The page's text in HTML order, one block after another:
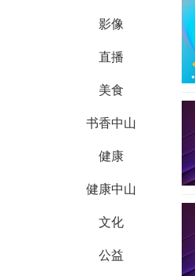
影像
直播
美食
书香中山
健康
健康中山
文化
公益